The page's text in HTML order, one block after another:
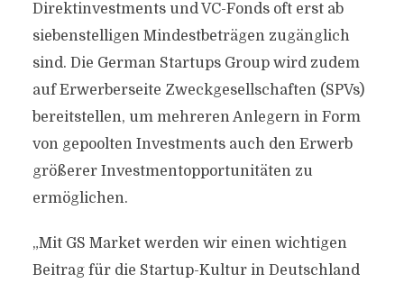
Direktinvestments und VC-Fonds oft erst ab
siebenstelligen Mindestbeträgen zugänglich
sind. Die German Startups Group wird zudem
auf Erwerberseite Zweckgesellschaften (SPVs)
bereitstellen, um mehreren Anlegern in Form
von gepoolten Investments auch den Erwerb
größerer Investmentopportunitäten zu
ermöglichen.
„Mit GS Market werden wir einen wichtigen
Beitrag für die Startup-Kultur in Deutschland